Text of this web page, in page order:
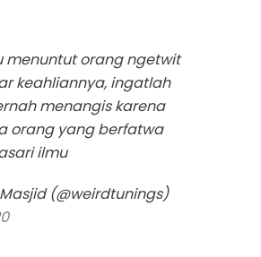
menuntut orang ngetwit
keahliannya, ingatlah
menangis karena
orang yang berfatwa
ilmu
(@weirdtunings)